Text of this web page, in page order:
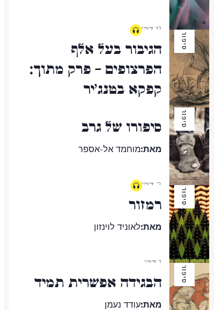
11 דק'
סיפור
הגיבור בעל אלף
הפרצופים – פרק מתוך:
קפקא בטנג'יר
3 דק'
סיפור סיפורו של גרב
מאת:מוחמד אל-אספר
2 דק'
סיפור רמזור
מאת:לאוניד לוינזון
1 דק'
סיפור הבגידה אפשרית תמיד
מאת:עודד נעמן